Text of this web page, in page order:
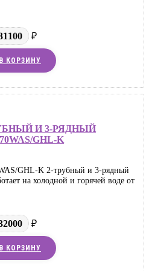
₽
В КОРЗИНУ
И 3-РЯДНЫЙ
GHL-K
GHL-K 2-трубный и 3-рядный
на холодной и горячей воде от
₽
В КОРЗИНУ